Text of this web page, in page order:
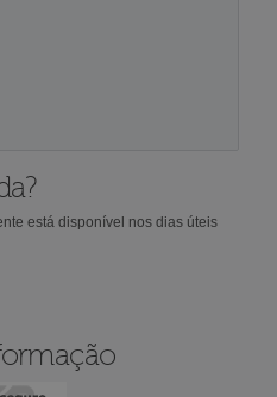
está disponível nos dias úteis